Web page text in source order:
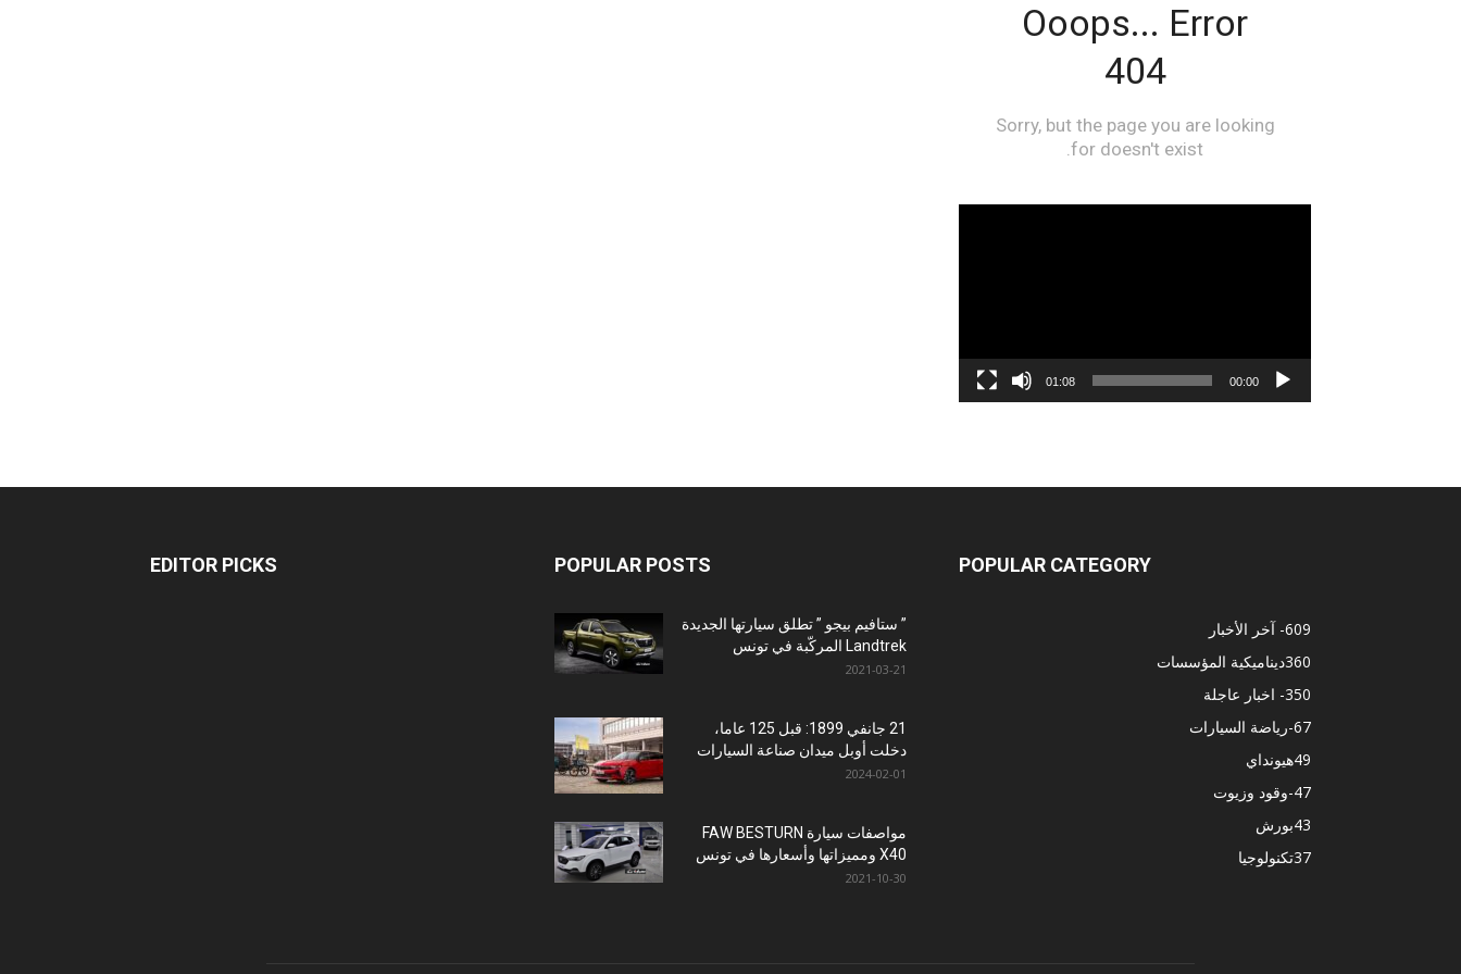
00:00
01:08
EDITOR PICKS POPULAR POSTS
” ستافيم بيجو ” تطلق سيارتها الجديدة
Landtrek المركّبة في تونس
2021-03-21
21 جانفي 1899: قبل 125 عاما،
دخلت أوبل ميدان صناعة السيارات
2024-02-01
مواصفات سيارة FAW BESTURN
X40 ومميزاتها وأسعارها في تونس
2021-10-30
POPULAR CATEGORY
- آخر الأخبار609
ديناميكية المؤسسات360
- اخبار عاجلة350
-رياضة السيارات67
هيونداي49
-وقود وزيوت47
بورش43
تكنولوجيا37